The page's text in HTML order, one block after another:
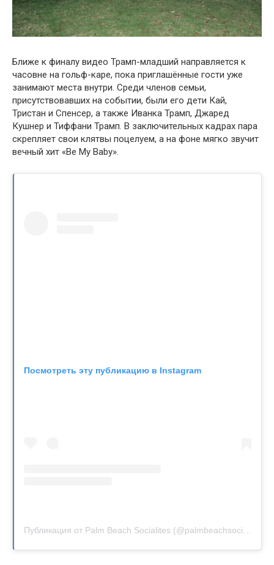
Ближе к финалу видео Трамп-младший направляется к
часовне на гольф-каре, пока приглашённые гости уже
занимают места внутри. Среди членов семьи,
присутствовавших на событии, были его дети Кай,
Тристан и Спенсер, а также Иванка Трамп, Джаред
Кушнер и Тиффани Трамп. В заключительных кадрах пара
скрепляет свои клятвы поцелуем, а на фоне мягко звучит
вечный хит «Be My Baby».
Посмотреть эту публикацию в Instagram